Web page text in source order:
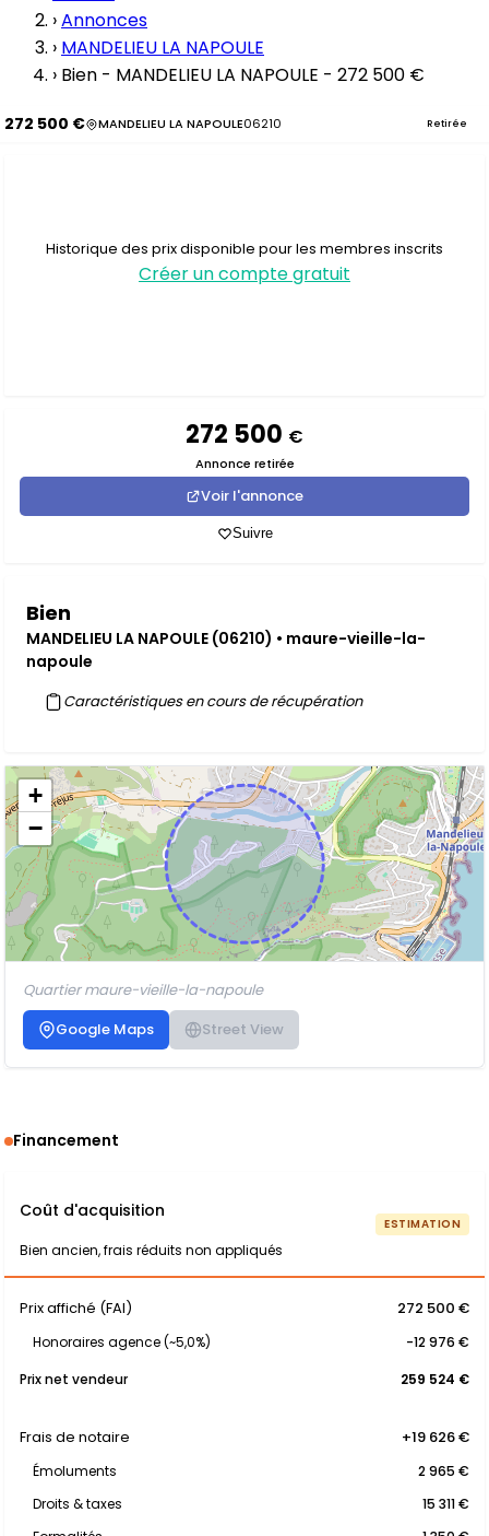
›Annonces
› MANDELIEU LA NAPOULE
› Bien - MANDELIEU LA NAPOULE - 272 500 €
272 500 € MANDELIEU LA NAPOULE06210 Retirée
Historique des prix disponible pour les membres inscrits
Créer un compte gratuit
272 500 €
Annonce retirée
Voir l'annonce
Suivre
Bien
MANDELIEU LA NAPOULE (06210) • maure-vieille-la-
napoule
Caractéristiques en cours de récupération
+
−
Quartier maure-vieille-la-napoule
Google Maps
Street View
Financement
Coût d'acquisition
Bien ancien, frais réduits non appliqués
ESTIMATION
Prix affiché (FAI) 272 500 €
Honoraires agence (~5,0%)
-12 976 €
Prix net vendeur
259 524 €
Frais de notaire +19 626 €
Émoluments
2 965 €
Droits & taxes
15 311 €